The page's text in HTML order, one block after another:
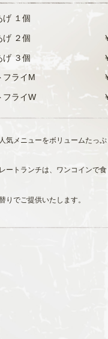
げ １個
げ ２個
げ ３個
フライM
フライW
気メニューをボリュームたっぷ
ートランチは、ワンコインで食
りでご提供いたします。